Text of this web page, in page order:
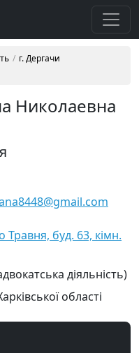
г. Дергачи
Николаевна
Травня, буд. 63, кімн.
діяльність)
області